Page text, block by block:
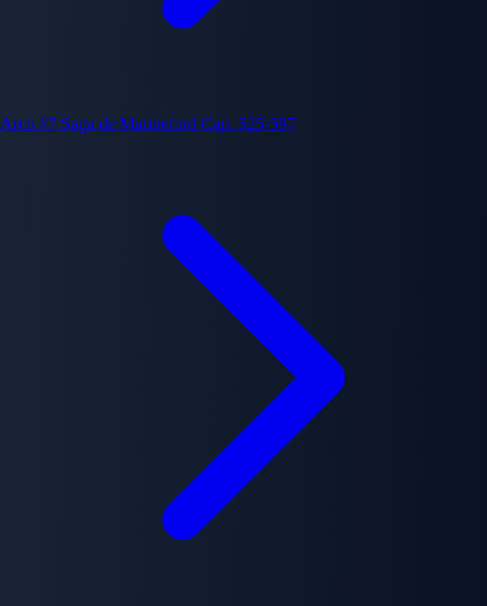
Arco #7 Saga de Marineford Cap. 525-597